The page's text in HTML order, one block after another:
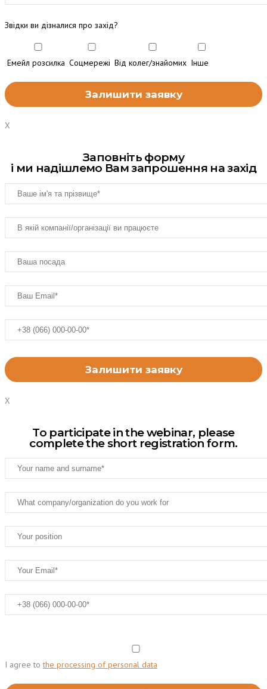
Звідки ви дізналися про захід?
Емейл розсилка Соцмережі Від колег/знайомих Інше
X
Заповніть форму
і ми надішлемо Вам запрошення на захід
X
To participate in the webinar, please
complete the short registration form.
I agree tothe processing of personal data